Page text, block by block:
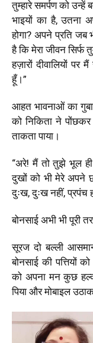
तुम्हारे समर्पण को उन्हें
भाइयों का है,उतना
होगा? अपने प्रति जब
है कि मेरा जीवन सिर्फ
हज़ारों दीवालियों
हूँ।”
आहत भावनाओं का
को निकिता ने
ताकता पाया।
“अरे! मैं तो तुझे भूल ही
दुखों को भी मेरे अपने
दुःख,दुःख नहीं,प्रपंच
बोनसाई अभी भी पूरी
सूरज दो बल्ली
बोनसाई की पत्तियों
को अपना मन कुछ
पिया और मोबाइल